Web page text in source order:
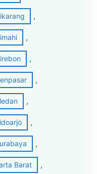
,
,
,
,
,
,
,
Barat ,